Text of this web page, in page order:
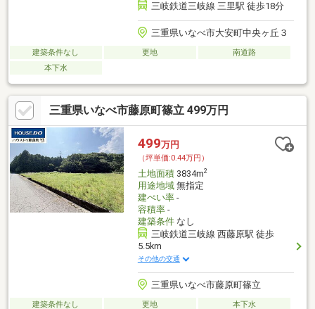
三岐鉄道三岐線 三里駅 徒歩18分
三重県いなべ市大安町中央ヶ丘３
建築条件なし 更地
南道路
本下水
三重県いなべ市藤原町篠立 499万円
499万円
（坪単価:0.44万円）
土地面積3834m2
用途地域無指定
建ぺい率-
容積率-
建築条件なし
三岐鉄道三岐線 西藤原駅 徒歩
5.5km
その他の交通
三重県いなべ市藤原町篠立
建築条件なし 更地 本下水